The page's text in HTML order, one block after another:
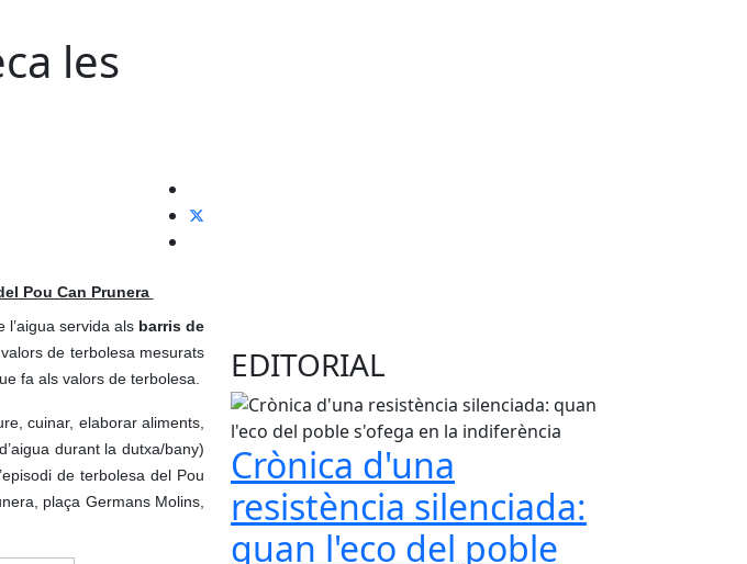
les
Pou Can Prunera
servida als barris de
de terbolesa mesurats
fa als valors de terbolesa.
cuinar, elaborar aliments,
durant la dutxa/bany)
de terbolesa del Pou
plaça Germans Molins,
EDITORIAL
Crònica d'una
resistència silenciada:
quan l'eco del poble